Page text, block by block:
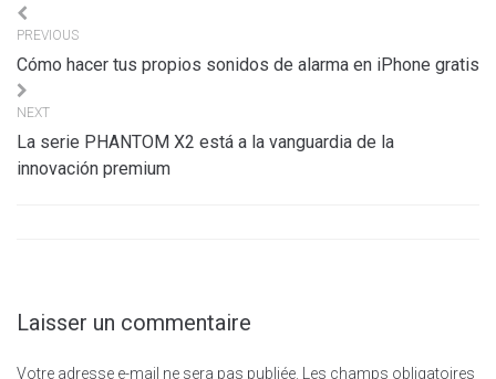
Navigation
de
l’article
PREVIOUS
Cómo hacer tus propios sonidos de alarma en iPhone gratis
NEXT
La serie PHANTOM X2 está a la vanguardia de la
innovación premium
Laisser un commentaire
Votre adresse e-mail ne sera pas publiée. Les champs obligatoires